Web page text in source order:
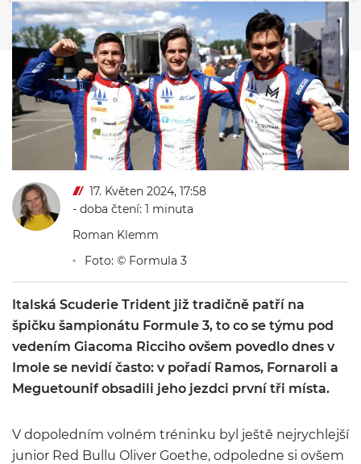
17. Květen 2024, 17:58
- doba čtení: 1 minuta
Roman Klemm
Foto: © Formula 3
Italská Scuderie Trident již tradičně patří na
špičku šampionátu Formule 3, to co se týmu pod
vedením Giacoma Ricciho ovšem povedlo dnes v
Imole se nevidí často: v pořadí Ramos, Fornaroli a
Meguetounif obsadili jeho jezdci první tři místa.
V dopoledním volném tréninku byl ještě nejrychlejší
junior Red Bullu Oliver Goethe, odpoledne si ovšem